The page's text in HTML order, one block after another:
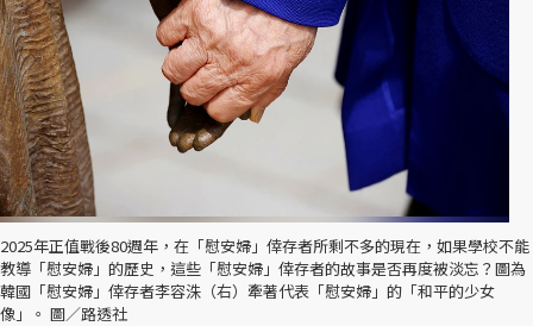
2025年正值戰後80週年，在「慰安婦」倖存者所剩不多的現在，如果學校不能
教導「慰安婦」的歷史，這些「慰安婦」倖存者的故事是否再度被淡忘？圖為
韓國「慰安婦」倖存者李容洙（右）牽著代表「慰安婦」的「和平的少女
像」。 圖／路透社